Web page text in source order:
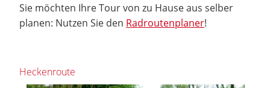
Sie möchten Ihre Tour von zu Hause aus selber
planen: Nutzen Sie den Radroutenplaner!
Heckenroute